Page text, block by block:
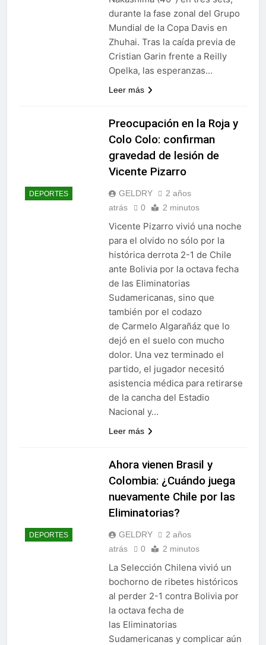
durante la fase zonal del Grupo
Mundial de la Copa Davis en
Zhuhai. Tras la caída previa de
Cristian Garin frente a Reilly
Opelka, las esperanzas…
Leer más
DEPORTES
Preocupación en la Roja y
Colo Colo: confirman
gravedad de lesión de
Vicente Pizarro
GELDRY
2 años
atrás
0 2 minutos
Vicente Pizarro vivió una noche
para el olvido no sólo por la
histórica derrota 2-1 de Chile
ante Bolivia por la octava fecha
de las Eliminatorias
Sudamericanas, sino que
también por el codazo
de Carmelo Algarañáz que lo
dejó en el suelo con mucho
dolor. Una vez terminado el
partido, el jugador necesitó
asistencia médica para retirarse
de la cancha del Estadio
Nacional y…
Leer más
DEPORTES
Ahora vienen Brasil y
Colombia: ¿Cuándo juega
nuevamente Chile por las
Eliminatorias?
GELDRY
2 años
atrás
0 2 minutos
La Selección Chilena vivió un
bochorno de ribetes históricos
al perder 2-1 contra Bolivia por
la octava fecha de
las Eliminatorias
Sudamericanas y complicar aún